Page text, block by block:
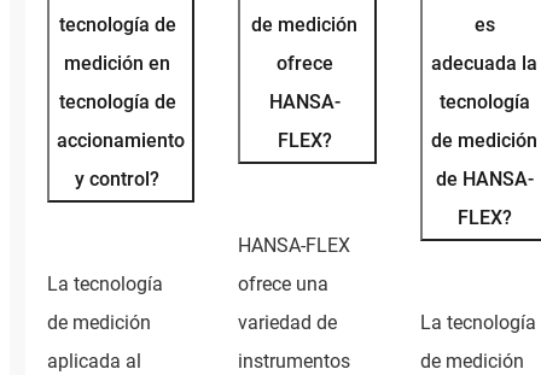
tecnología de
medición en
tecnología de
accionamiento
y control?
La tecnología
de medición
aplicada al
de medición
ofrece
HANSA-
FLEX?
HANSA-FLEX
ofrece una
variedad de
instrumentos
es
adecuada la
tecnología
de medición
de HANSA-
FLEX?
La tecnología
de medición